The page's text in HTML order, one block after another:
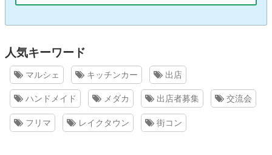
人気キーワード
マルシェ キッチンカー 出店
ハンドメイド メダカ 出店者募集 交流会
フリマ レイクタウン 街コン